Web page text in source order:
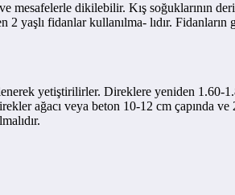
dikilebilir. Kış soğuklarının
yaşlı fidanlar kullanılma- lıdır.
yetiştirilirler. Direklere yeniden
ağacı veya beton 10-12 cm çapında